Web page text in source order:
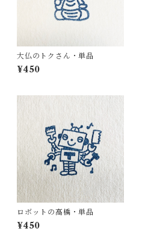
大仏のトクさん・単品
¥450
ロボットの高橋・単品
¥450